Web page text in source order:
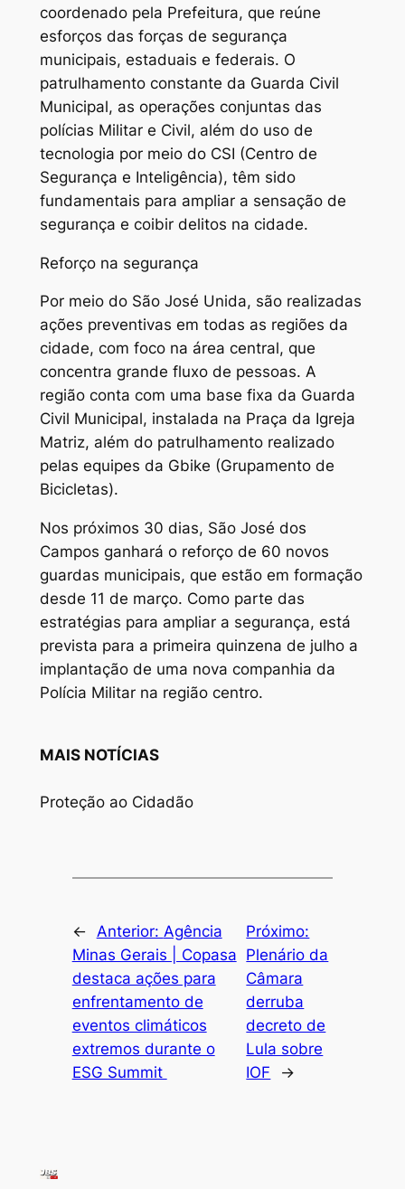
coordenado pela Prefeitura, que reúne
esforços das forças de segurança
municipais, estaduais e federais. O
patrulhamento constante da Guarda Civil
Municipal, as operações conjuntas das
polícias Militar e Civil, além do uso de
tecnologia por meio do CSI (Centro de
Segurança e Inteligência), têm sido
fundamentais para ampliar a sensação de
segurança e coibir delitos na cidade.
Reforço na segurança
Por meio do São José Unida, são realizadas
ações preventivas em todas as regiões da
cidade, com foco na área central, que
concentra grande fluxo de pessoas. A
região conta com uma base fixa da Guarda
Civil Municipal, instalada na Praça da Igreja
Matriz, além do patrulhamento realizado
pelas equipes da Gbike (Grupamento de
Bicicletas).
Nos próximos 30 dias, São José dos
Campos ganhará o reforço de 60 novos
guardas municipais, que estão em formação
desde 11 de março. Como parte das
estratégias para ampliar a segurança, está
prevista para a primeira quinzena de julho a
implantação de uma nova companhia da
Polícia Militar na região centro.
MAIS NOTÍCIAS
Proteção ao Cidadão
← Anterior: Agência
Minas Gerais | Copasa
destaca ações para
enfrentamento de
eventos climáticos
extremos durante o
ESG Summit
Próximo:
Plenário da
Câmara
derruba
decreto de
Lula sobre
IOF
→